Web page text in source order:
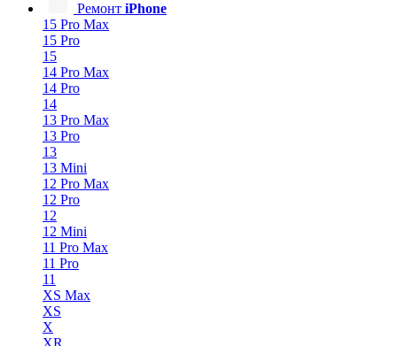
Ремонт iPhone
15 Pro Max
15 Pro
15
14 Pro Max
14 Pro
14
13 Pro Max
13 Pro
13
13 Mini
12 Pro Max
12 Pro
12
12 Mini
11 Pro Max
11 Pro
11
XS Max
XS
X
XR